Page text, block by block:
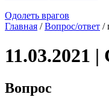
Одолеть врагов
Главная /Вопрос/ответ /
11.03.2021
Вопрос